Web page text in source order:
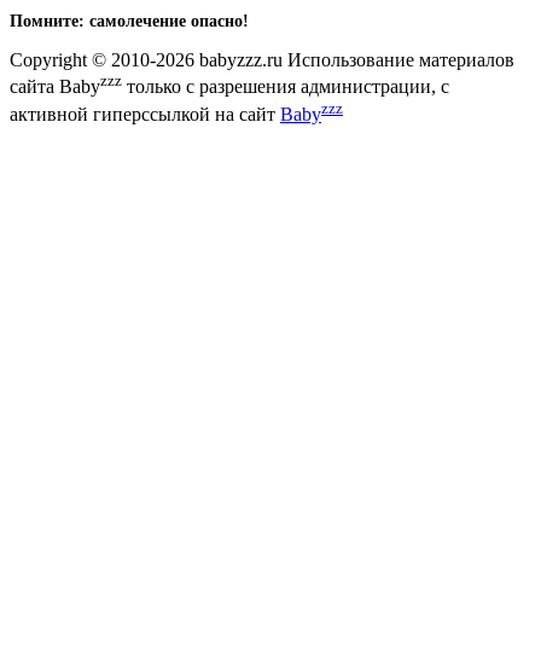
Помните: самолечение опасно!
Copyright © 2010-2026 babyzzz.ru Использование материалов
сайта Babyzzz только с разрешения администрации, с
активной гиперссылкой на сайт Babyzzz